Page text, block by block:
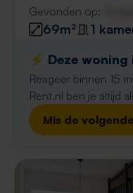
Gevonden op:
69m²
1
⚡️ Deze
Reageer binnen 15
Rent.nl ben je altijd
Mis de